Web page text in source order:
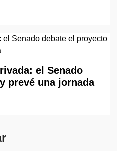
el Senado
prevé una jornada